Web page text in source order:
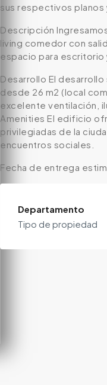
sus respectivos planos
Descripción
living comedor con
espacio para escritorio
Desarrollo El
desde 26 m2 (local
excelente ventilación,
Amenities El edificio
privilegiadas de la
encuentros sociales.
Fecha de entrega
Departamento
Tipo de propiedad